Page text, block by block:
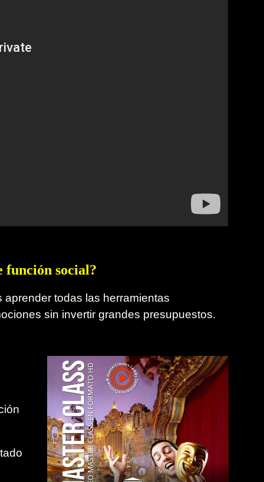
función social?
todas las herramientas
sin invertir grandes presupuestos.